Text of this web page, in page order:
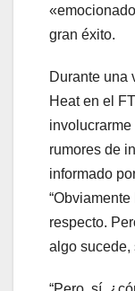
gran éxito.
Durante una
Heat en el
rumores de
informado
respecto.
algo sucede,